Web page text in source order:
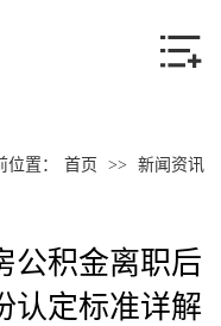
产品中心
联系我们
位置： 首页 >> 新闻资讯
公积金离职后
认定标准详解